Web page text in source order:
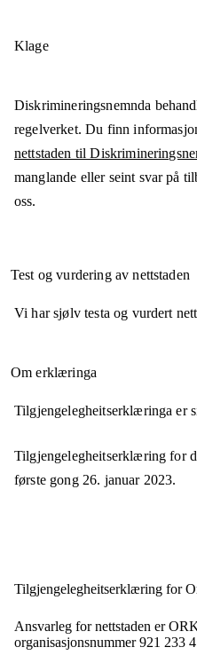
Klage
Diskrimineringsnemnda
regelverket. Du finn
nettstaden til
manglande eller seint svar på
oss.
Test og vurdering av nettstaden
Vi har sjølv testa og vurdert
Om erklæringa
Tilgjengelegheitserklæringa er
Tilgjengelegheitserklæring for
første gong 26. januar 2023.
Tilgjengelegheits­erklæring for
Ansvarleg for nettstaden er
organisasjonsnummer 921 233